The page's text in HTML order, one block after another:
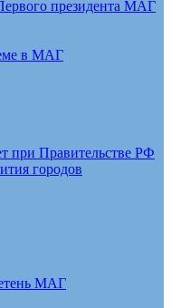
президента МАГ
в МАГ
при Правительстве РФ
городов
МАГ